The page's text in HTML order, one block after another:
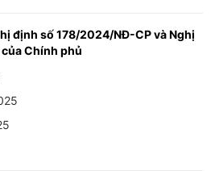
định số 178/2024/NĐ-CP và Nghị
Chính phủ